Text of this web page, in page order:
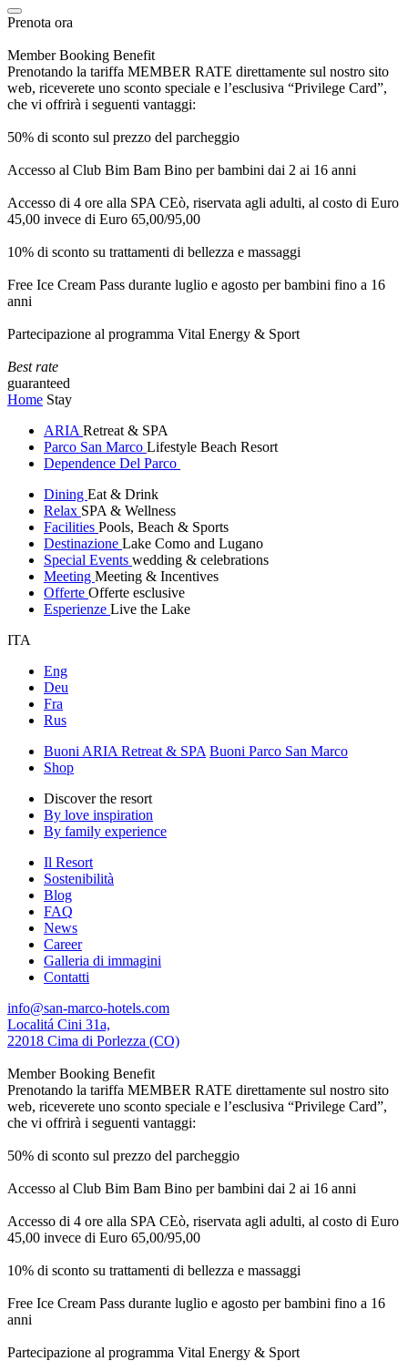
Prenota ora
Member Booking Benefit
Prenotando la tariffa MEMBER RATE direttamente sul nostro sito
web, riceverete uno sconto speciale e l’esclusiva “Privilege Card”,
che vi offrirà i seguenti vantaggi:
50% di sconto sul prezzo del parcheggio
Accesso al Club Bim Bam Bino per bambini dai 2 ai 16 anni
Accesso di 4 ore alla SPA CEò, riservata agli adulti, al costo di Euro
45,00 invece di Euro 65,00/95,00
10% di sconto su trattamenti di bellezza e massaggi
Free Ice Cream Pass durante luglio e agosto per bambini fino a 16
anni
Partecipazione al programma Vital Energy & Sport
Best rate
guaranteed
Home Stay
ARIA Retreat & SPA
Parco San Marco Lifestyle Beach Resort
Dependence Del Parco
Dining Eat & Drink
Relax SPA & Wellness
Facilities Pools, Beach & Sports
Destinazione Lake Como and Lugano
Special Events wedding & celebrations
Meeting Meeting & Incentives
Offerte Offerte esclusive
Esperienze Live the Lake
ITA
Eng
Deu
Fra
Rus
Buoni ARIA Retreat & SPA Buoni Parco San Marco
Shop
Discover the resort
By love inspiration
By family experience
Il Resort
Sostenibilità
Blog
FAQ
News
Career
Galleria di immagini
Contatti
info@san-marco-hotels.com
Localitá Cini 31a,
22018 Cima di Porlezza (CO)
Member Booking Benefit
Prenotando la tariffa MEMBER RATE direttamente sul nostro sito
web, riceverete uno sconto speciale e l’esclusiva “Privilege Card”,
che vi offrirà i seguenti vantaggi:
50% di sconto sul prezzo del parcheggio
Accesso al Club Bim Bam Bino per bambini dai 2 ai 16 anni
Accesso di 4 ore alla SPA CEò, riservata agli adulti, al costo di Euro
45,00 invece di Euro 65,00/95,00
10% di sconto su trattamenti di bellezza e massaggi
Free Ice Cream Pass durante luglio e agosto per bambini fino a 16
anni
Partecipazione al programma Vital Energy & Sport